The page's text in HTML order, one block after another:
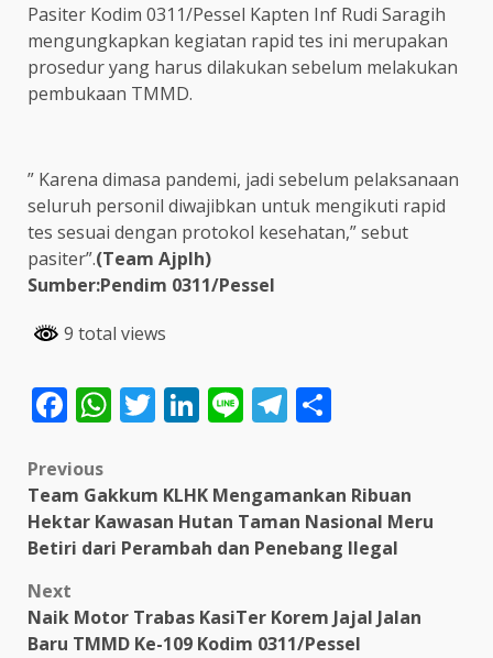
Pasiter Kodim 0311/Pessel Kapten Inf Rudi Saragih
mengungkapkan kegiatan rapid tes ini merupakan
prosedur yang harus dilakukan sebelum melakukan
pembukaan TMMD.
” Karena dimasa pandemi, jadi sebelum pelaksanaan
seluruh personil diwajibkan untuk mengikuti rapid
tes sesuai dengan protokol kesehatan,” sebut
pasiter”.(Team Ajplh)
Sumber:Pendim 0311/Pessel
9 total views
Facebook
WhatsApp
Twitter
LinkedIn
LineTelegram
Post
navigation
Previous
Team Gakkum KLHK Mengamankan Ribuan
Hektar Kawasan Hutan Taman Nasional Meru
Betiri dari Perambah dan Penebang Ilegal
Next
Naik Motor Trabas KasiTer Korem Jajal Jalan
Baru TMMD Ke-109 Kodim 0311/Pessel